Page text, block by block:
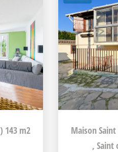
143 m2
, Saint